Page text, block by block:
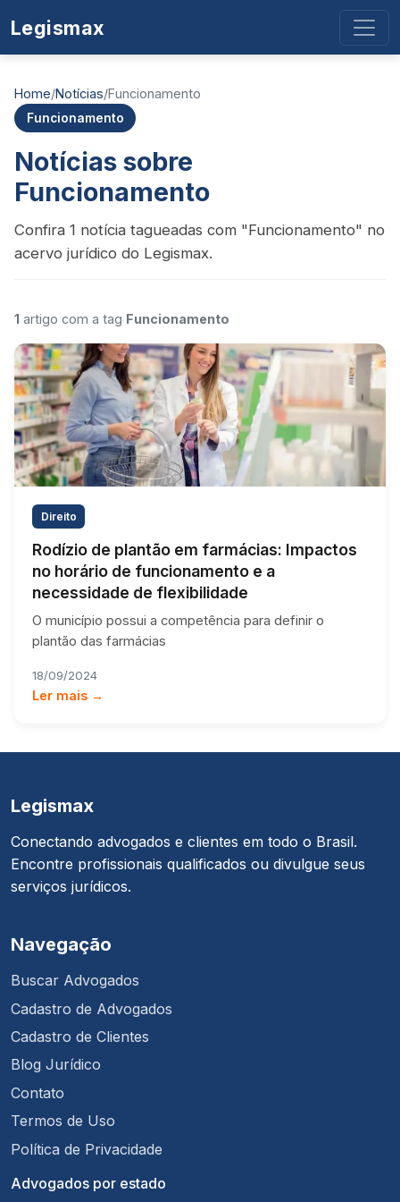
Legismax
Home/Notícias/Funcionamento
Funcionamento
Notícias sobre
Funcionamento
Confira 1 notícia tagueadas com "Funcionamento" no
acervo jurídico do Legismax.
1 artigo com a tag Funcionamento
Direito
Rodízio de plantão em farmácias: Impactos
no horário de funcionamento e a
necessidade de flexibilidade
O município possui a competência para definir o
plantão das farmácias
18/09/2024
Ler mais →
Legismax
Conectando advogados e clientes em todo o Brasil.
Encontre profissionais qualificados ou divulgue seus
serviços jurídicos.
Navegação
Buscar Advogados
Cadastro de Advogados
Cadastro de Clientes
Blog Jurídico
Contato
Termos de Uso
Política de Privacidade
Advogados por estado